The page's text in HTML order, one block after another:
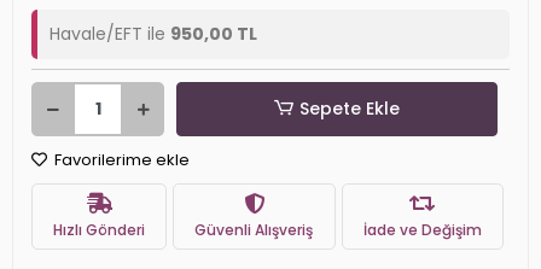
Havale/EFT ile 950,00 TL
Sepete Ekle
Favorilerime ekle
Hızlı Gönderi Güvenli Alışveriş İade ve Değişim